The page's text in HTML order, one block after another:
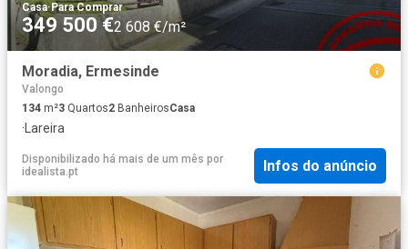
Casa·Para Comprar
349 500 €2 608 €/m²
Moradia, Ermesinde
Valongo
134 m²3 Quartos2 BanheirosCasa
· Lareira
Disponibilizado há mais de um mês por
idealista.pt
Infos do anúncio